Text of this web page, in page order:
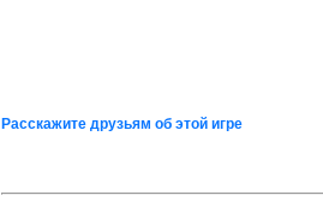
Расскажите друзьям об этой игре